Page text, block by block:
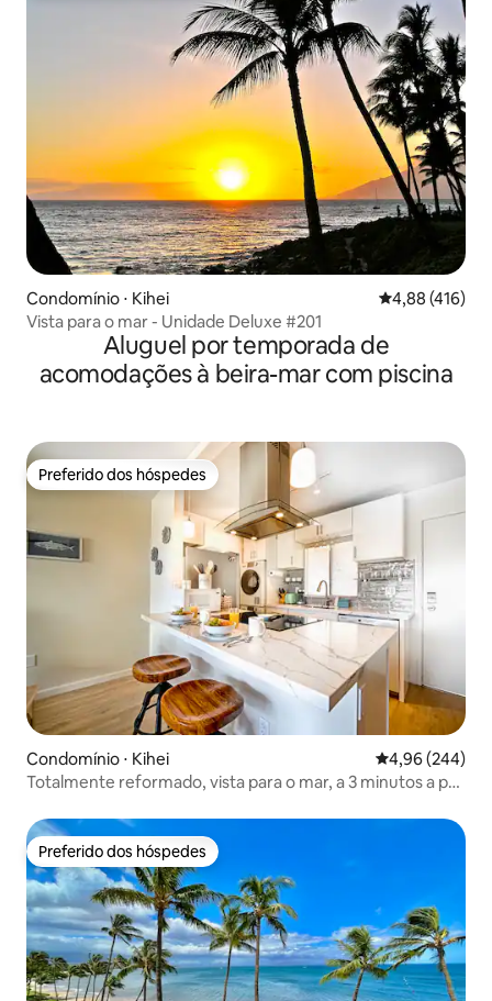
Condomínio ⋅ Kihei 4,88 de uma
4,88 (416)
Vista para o mar - Unidade Deluxe #201
Aluguel por temporada de
acomodações à beira-mar com piscina
Preferido dos hóspedes
Preferido dos hóspedes
Condomínio ⋅ Kihei 4,96 de uma
4,96 (244)
Totalmente reformado, vista para o mar, a 3 minutos a pé
Preferido dos hóspedes
Preferido dos hóspedes